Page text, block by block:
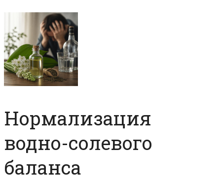
Нормализация
водно-солевого
баланса